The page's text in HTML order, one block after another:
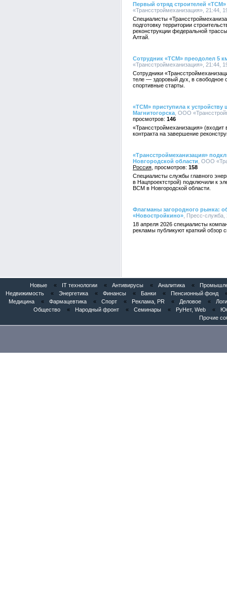
Первый отряд строителей «ТСМ»
«Трансстроймеханизация», 21:44,
Cпециалисты
подготовку территории
реконструкции федеральной
Алтай.
Сотрудник «ТСМ» преодолел 5
«Трансстроймеханизация», 21:44,
Сотрудники
теле — здоровый дух, в свободное
спортивные старты.
«ТСМ» приступила к устройству
Магнитогорска , ООО
146
«Трансстроймеханизация»
контракта на завершение
«Трансстроймеханизация»
Новгородской области , ООО
Россия
158
Специалисты службы главного
в Нацпроектстрой) подключили к
ВСМ в Новгородской области.
Флагманы загородного рынка:
«Новостройкино» , Пресс-
18 апреля 2026 специалисты
рекламы публикуют краткий обзор
Новые « IT технологии « Антивирусы « Аналитика «
Недвижимость
« Энергетика « Финансы « Банки « Пенсионный фонд
Медицина
« Фармацевтика « Спорт « Реклама, PR « Деловое «
Общество
« Народный фронт « Семинары « РуНет, Web «
Прочие